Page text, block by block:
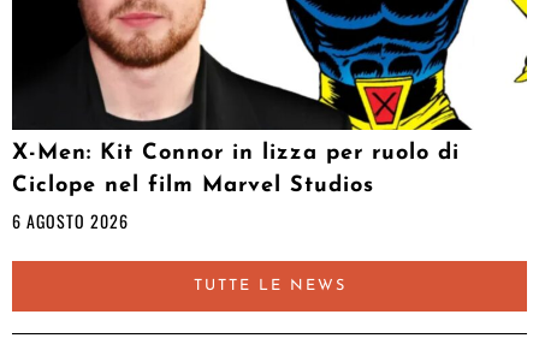
X-Men: Kit Connor in lizza per ruolo di
Ciclope nel film Marvel Studios
6 AGOSTO 2026
TUTTE LE NEWS